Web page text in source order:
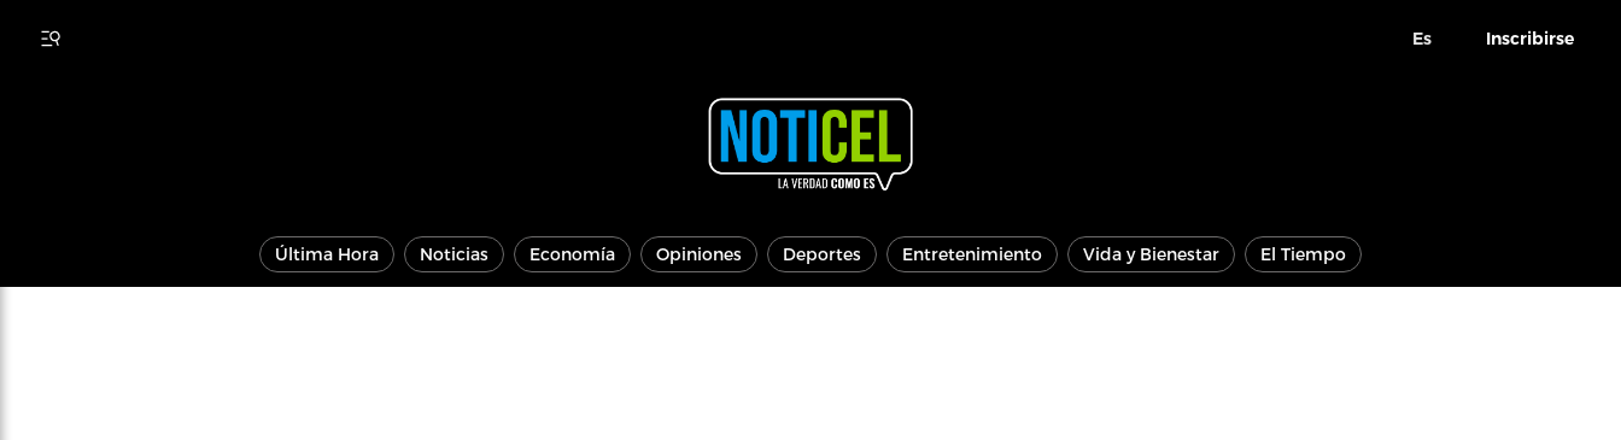
Es Inscribirse
Última Hora Noticias Economía Opiniones Deportes Entretenimiento Vida y Bienestar El Tiempo